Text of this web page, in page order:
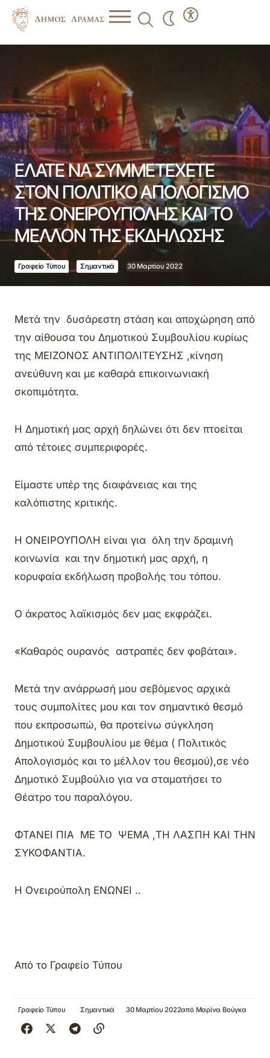
ΤΗΣ ΟΝΕΙΡΟΥΠΟΛΗΣ ΚΑΙ ΤΟ ΜΕΛΛΟΝ ΤΗΣ ΕΚΔΗΛΩΣΗΣ
ΕΛΑΤΕ ΝΑ ΣΥΜΜΕΤΕΧΕΤΕ
ΣΤΟΝ ΠΟΛΙΤΙΚΟ ΑΠΟΛΟΓΙΣΜΟ
ΤΗΣ ΟΝΕΙΡΟΥΠΟΛΗΣ ΚΑΙ ΤΟ
ΜΕΛΛΟΝ ΤΗΣ ΕΚΔΗΛΩΣΗΣ
Γραφείο Τύπου Σημαντικά 30 Μαρτίου 2022
Μετά την δυσάρεστη στάση και αποχώρηση από
την αίθουσα του Δημοτικού Συμβουλίου κυρίως
της ΜΕΙΖΟΝΟΣ ΑΝΤΙΠΟΛΙΤΕΥΣΗΣ ,κίνηση
ανεύθυνη και με καθαρά επικοινωνιακή
σκοπιμότητα.
Η Δημοτική μας αρχή δηλώνει ότι δεν πτοείται
από τέτοιες συμπεριφορές.
Είμαστε υπέρ της διαφάνειας και της
καλόπιστης κριτικής.
Η ΟΝΕΙΡΟΥΠΟΛΗ είναι για όλη την δραμινή
κοινωνία και την δημοτική μας αρχή, η
κορυφαία εκδήλωση προβολής του τόπου.
Ο άκρατος λαϊκισμός δεν μας εκφράζει.
«Καθαρός ουρανός αστραπές δεν φοβάται».
Μετά την ανάρρωσή μου σεβόμενος αρχικά
τους συμπολίτες μου και τον σημαντικό θεσμό
που εκπροσωπώ, θα προτείνω σύγκληση
Δημοτικού Συμβουλίου με θέμα ( Πολιτικός
Απολογισμός και το μέλλον του θεσμού),σε νέο
Δημοτικό Συμβούλιο για να σταματήσει το
Θέατρο του παραλόγου.
ΦΤΑΝΕΙ ΠΙΑ ΜΕ ΤΟ ΨΕΜΑ ,ΤΗ ΛΑΣΠΗ ΚΑΙ ΤΗΝ
ΣΥΚΟΦΑΝΤΙΑ.
Η Ονειρούπολη ΕΝΩΝΕΙ ..
Από το Γραφείο Τύπου
Γραφείο Τύπου Σημαντικά 30 Μαρτίου 2022από Μαρίνα Βούγκα